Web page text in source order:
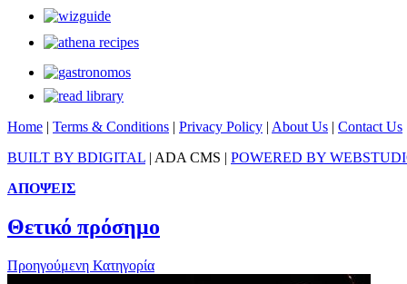
Home | Terms & Conditions | Privacy Policy | About Us | Contact Us
BUILT BY BDIGITAL | ADA CMS | POWERED BY
ΑΠΟΨΕΙΣ
Θετικό πρόσημο
Προηγούμενη Κατηγορία